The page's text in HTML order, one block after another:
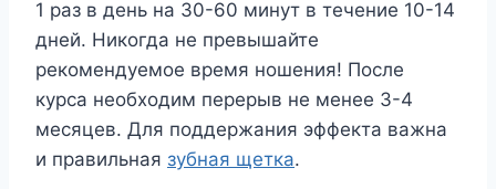
1 раз в день на 30-60 минут в течение 10-14
дней. Никогда не превышайте
рекомендуемое время ношения! После
курса необходим перерыв не менее 3-4
месяцев. Для поддержания эффекта важна
и правильная зубная щетка.